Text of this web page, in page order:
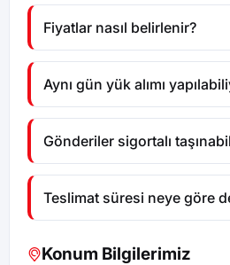
Fiyatlar nasıl belirlenir?
Aynı gün yük alımı
Gönderiler sigortalı
Teslimat süresi neye göre
Konum Bilgilerimiz